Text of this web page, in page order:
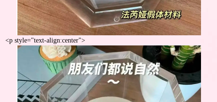
<p style="text-align:center">